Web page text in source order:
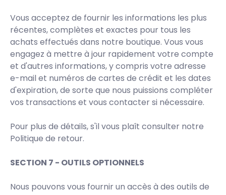
Vous acceptez de fournir les informations les plus
récentes, complètes et exactes pour tous les
achats effectués dans notre boutique. Vous vous
engagez à mettre à jour rapidement votre compte
et d'autres informations, y compris votre adresse
e-mail et numéros de cartes de crédit et les dates
d'expiration, de sorte que nous puissions compléter
vos transactions et vous contacter si nécessaire.
Pour plus de détails, s'il vous plaît consulter notre
Politique de retour.
SECTION 7 - OUTILS OPTIONNELS
Nous pouvons vous fournir un accès à des outils de